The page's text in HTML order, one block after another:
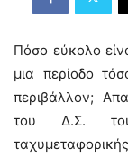
Πόσο εύκολο
μια περίοδο
περιβάλλον;
του Δ.Σ. του